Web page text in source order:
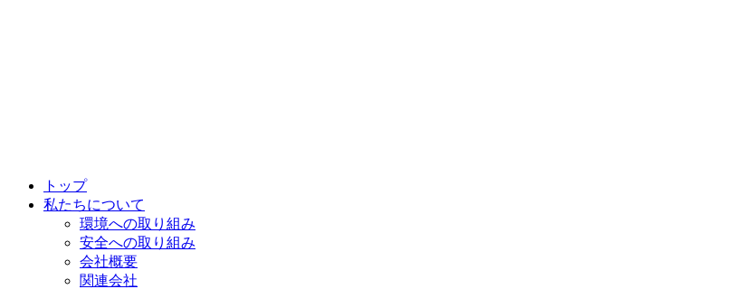
トップ
私たちについて
環境への取り組み
安全への取り組み
会社概要
関連会社